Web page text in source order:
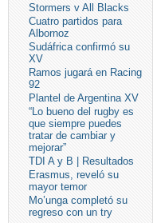
Stormers v All Blacks
Cuatro partidos para
Albornoz
Sudáfrica confirmó su
XV
Ramos jugará en Racing
92
Plantel de Argentina XV
“Lo bueno del rugby es
que siempre puedes
tratar de cambiar y
mejorar”
TDI A y B | Resultados
Erasmus, reveló su
mayor temor
Mo’unga completó su
regreso con un try